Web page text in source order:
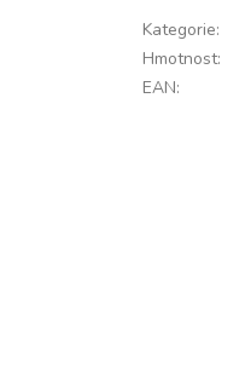
Kategorie:
Hmotnost:
EAN: